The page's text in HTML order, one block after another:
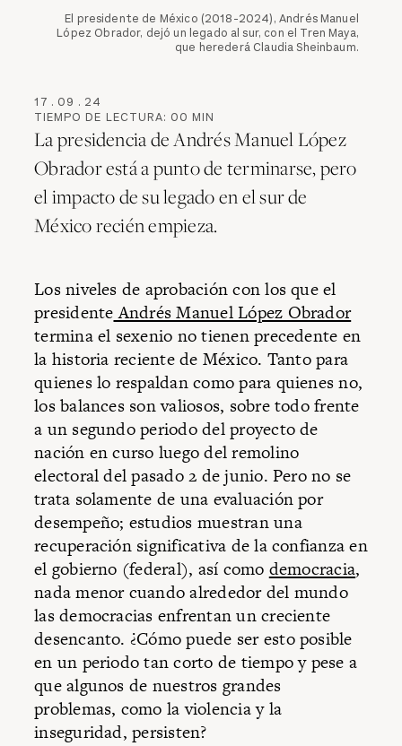
El presidente de México (2018-2024), Andrés Manuel
López Obrador, dejó un legado al sur, con el Tren Maya,
que herederá Claudia Sheinbaum.
17 . 09 . 24
TIEMPO DE LECTURA: 00 MIN
La presidencia de Andrés Manuel López
Obrador está a punto de terminarse, pero
el impacto de su legado en el sur de
México recién empieza.
Los niveles de aprobación con los que el
presidenteAndrés Manuel López Obrador
termina el sexenio no tienen precedente en
la historia reciente de México. Tanto para
quienes lo respaldan como para quienes no,
los balances son valiosos, sobre todo frente
a un segundo periodo del proyecto de
nación en curso luego del remolino
electoral del pasado 2 de junio. Pero no se
trata solamente de una evaluación por
desempeño; estudios muestran una
recuperación significativa de la confianza en
el gobierno (federal), así como democracia,
nada menor cuando alrededor del mundo
las democracias enfrentan un creciente
desencanto. ¿Cómo puede ser esto posible
en un periodo tan corto de tiempo y pese a
que algunos de nuestros grandes
problemas, como la violencia y la
inseguridad, persisten?